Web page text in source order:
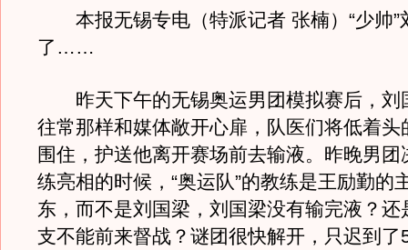
本报无锡专电（特派记者 张楠）“少帅”
了……
昨天下午的无锡奥运男团模拟赛后，刘
往常那样和媒体敞开心扉，队医们将低着头
围住，护送他离开赛场前去输液。昨晚男团
练亮相的时候，“奥运队”的教练是王励勤的
东，而不是刘国梁，刘国梁没有输完液？还
支不能前来督战？谜团很快解开，只迟到了